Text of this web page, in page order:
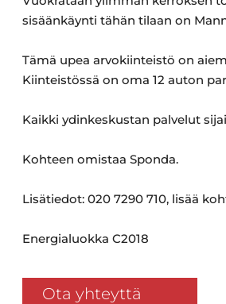
sisäänkäynti tähän tilaan on
Tämä upea arvokiinteistö on
Kiinteistössä on oma 12 auton
Kaikki ydinkeskustan palvelut
Kohteen omistaa Sponda.
Lisätiedot: 020 7290 710, lisää
Energialuokka C2018
Ota yhteyttä